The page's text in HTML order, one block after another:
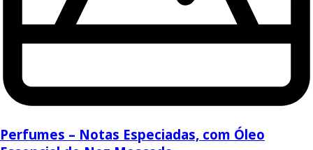
Perfumes – Notas Especiadas, com Óleo